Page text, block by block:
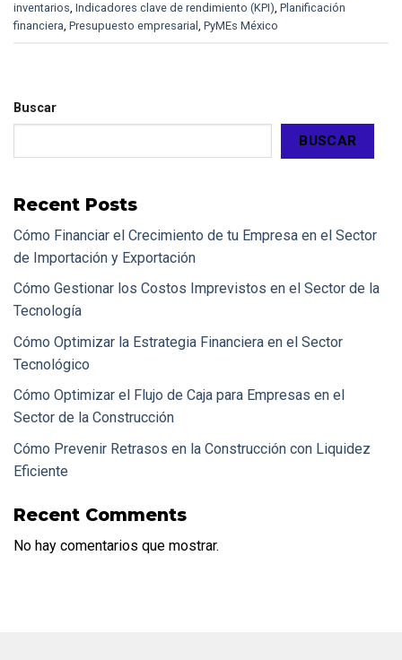
inventarios, Indicadores clave de rendimiento (KPI), Planificación
financiera, Presupuesto empresarial , PyMEs México
Buscar
BUSCAR
Recent Posts
Cómo Financiar el Crecimiento de tu Empresa en el Sector
de Importación y Exportación
Cómo Gestionar los Costos Imprevistos en el Sector de la
Tecnología
Cómo Optimizar la Estrategia Financiera en el Sector
Tecnológico
Cómo Optimizar el Flujo de Caja para Empresas en el
Sector de la Construcción
Cómo Prevenir Retrasos en la Construcción con Liquidez
Eficiente
Recent Comments
No hay comentarios que mostrar.